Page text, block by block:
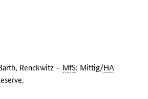
Renckwitz – MfS: Mittig/HA